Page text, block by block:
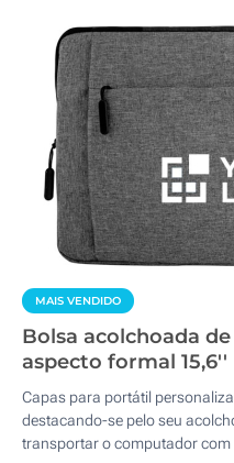
MAIS VENDIDO
Bolsa acolchoada
aspecto formal 15,6''
Capas para portátil
destacando-se pelo seu
transportar o computador